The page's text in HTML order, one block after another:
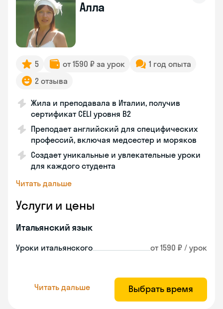
Алла
5 от 1590 ₽ за урок
1 год опыта
2 отзыва
Жила и преподавала в Италии, получив
сертификат CELI уровня В2
Преподает английский для специфических
профессий, включая медсестер и моряков
Создает уникальные и увлекательные уроки
для каждого студента
Читать дальше
Услуги и цены
Итальянский язык
Уроки итальянского от 1590 ₽ / урок
Читать дальше Выбрать время